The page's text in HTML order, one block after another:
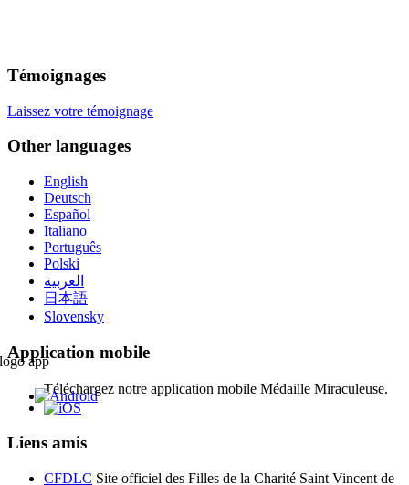
Témoignages
Laissez votre témoignage
Other languages
English
Deutsch
Español
Italiano
Português
Polski
العربية
日本語
Slovensky
Application mobile
Téléchargez notre application mobile Médaille Miraculeuse.
Liens amis
CFDLC Site officiel des Filles de la Charité Saint Vincent de